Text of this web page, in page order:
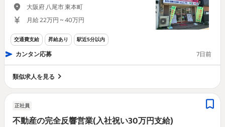
大阪府 八尾市 東本町
月給 22万円 ~ 40万円
交通費支給 昇給あり 駅近5分以内
カンタン応募 7日前
類似求人を見る
正社員
不動産の完全反響営業(入社祝い30万円支給)